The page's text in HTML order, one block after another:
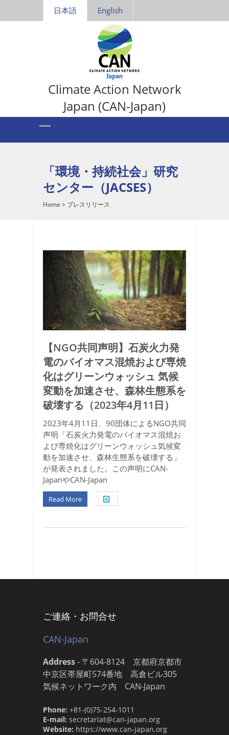
日本語 English
Climate Action Network
Japan (CAN-Japan)
「環境・持続社会」研究
センター（JACSES）
Home > プレスリリース
【NGO共同声明】石炭火力発
電のバイオマス混焼および専焼
化はグリーンウォッシュ 気候
変動を加速させ、森林生態系を
破壊する（2023年4月11日）
2023年4月11日、90団体によるNGO共同
声明「石炭火力発電のバイオマス混焼お
よび専焼化はグリーンウォッシュ気候変
動を加速させ、森林生態系を破壊する」
が発表されました。この声明にCAN-
JapanやCAN-Japan
Read More
ご連絡・お問合せ
CAN-Japan
Address- 〒604-8124 京都府京都市
中京区帯屋町574番地 高倉ビル305
気候ネットワーク内 CAN-Japan
Phone: +81-(0)75-254-1011
E-mail: secretariat@can-japan.org
Website: https://www.can-japan.org